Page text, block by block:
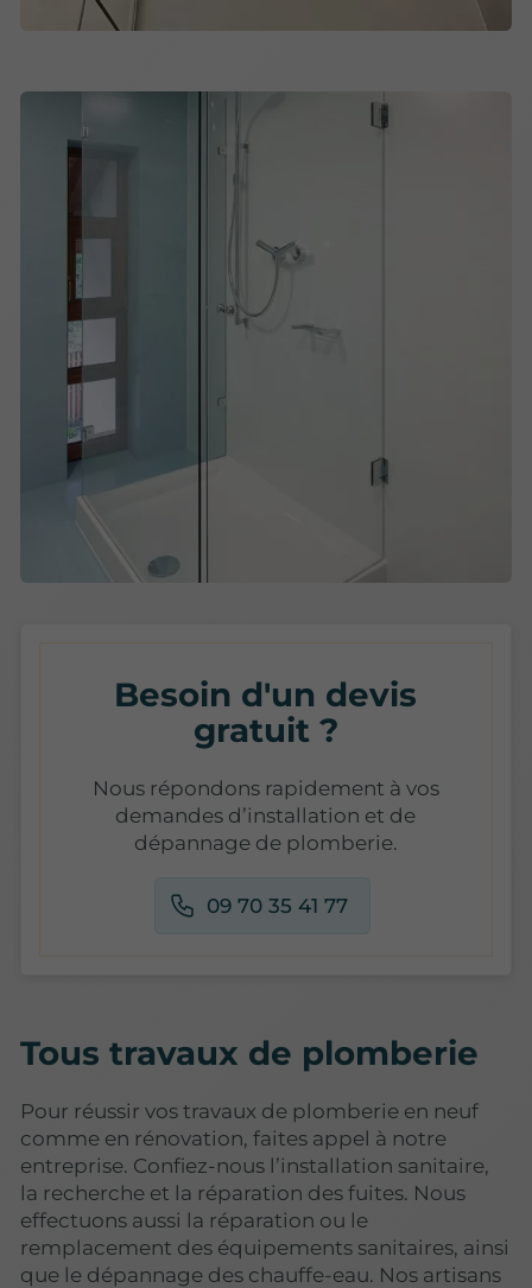
Besoin d'un devis
gratuit ?
Nous répondons rapidement à vos
demandes d’installation et de
dépannage de plomberie.
09 70 35 41 77
Tous travaux de plomberie
Pour réussir vos travaux de plomberie en neuf
comme en rénovation, faites appel à notre
entreprise. Confiez-nous l’installation sanitaire,
la recherche et la réparation des fuites. Nous
effectuons aussi la réparation ou le
remplacement des équipements sanitaires, ainsi
que le dépannage des chauffe-eau. Nos artisans